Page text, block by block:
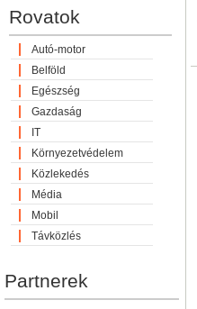
Rovatok
Autó-motor
Belföld
Egészség
Gazdaság
IT
Környezetvédelem
Közlekedés
Média
Mobil
Távközlés
Partnerek